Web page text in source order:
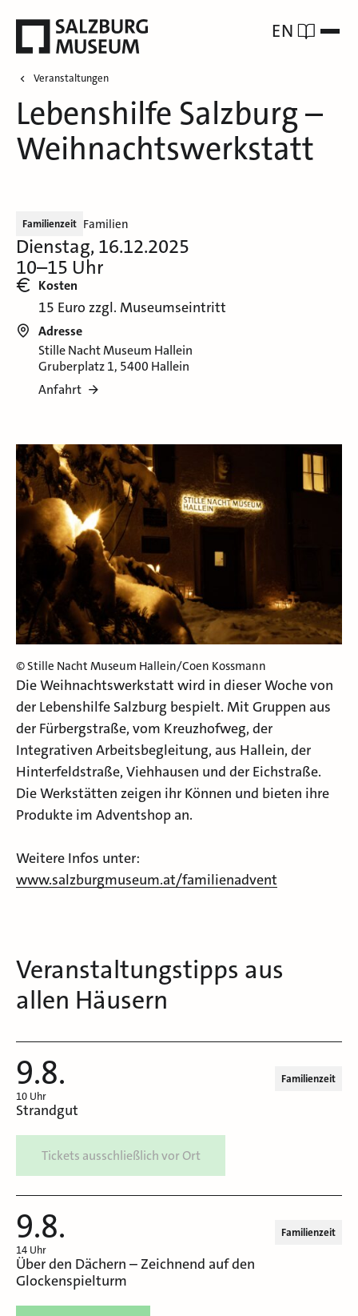
EN
Veranstaltungen
Lebenshilfe Salzburg –
Weihnachtswerkstatt
Familienzeit Familien
Dienstag, 16.12.2025
10–15 Uhr
Kosten
15 Euro zzgl. Museumseintritt
Adresse
Stille Nacht Museum Hallein
Gruberplatz 1, 5400 Hallein
Anfahrt
© Stille Nacht Museum Hallein/Coen Kossmann
Die Weihnachtswerkstatt wird in dieser Woche von
der Lebenshilfe Salzburg bespielt. Mit Gruppen aus
der Fürbergstraße, vom Kreuzhofweg, der
Integrativen Arbeitsbegleitung, aus Hallein, der
Hinterfeldstraße, Viehhausen und der Eichstraße.
Die Werkstätten zeigen ihr Können und bieten ihre
Produkte im Adventshop an.
Weitere Infos unter:
www.salzburgmuseum.at/familienadvent
Veranstaltungstipps aus
allen Häusern
9.8.
10 Uhr
Familienzeit
Strandgut
Tickets ausschließlich vor Ort
9.8.
14 Uhr
Familienzeit
Über den Dächern – Zeichnend auf den
Glockenspielturm